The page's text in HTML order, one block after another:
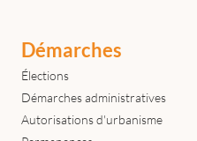
Démarches
Élections
Démarches administratives
Autorisations d'urbanisme